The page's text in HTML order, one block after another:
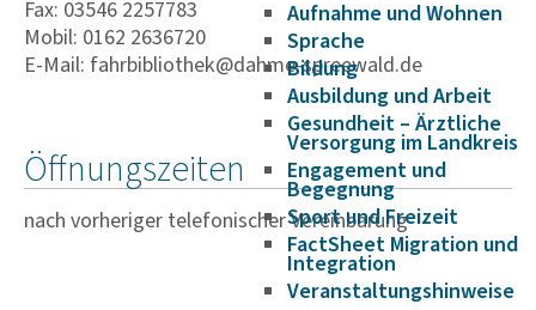
Aufnahme und Wohnen
Sprache
Bildung
Ausbildung und Arbeit
Gesundheit – Ärztliche
Versorgung im Landkreis
Engagement und
Begegnung
Sport und Freizeit
FactSheet Migration und
Integration
Veranstaltungshinweise
Fax: 03546 2257783
Mobil: 0162 2636720
E-Mail: fahrbibliothek@dahme-spreewald.de
Öffnungszeiten
nach vorheriger telefonischer Vereinbarung